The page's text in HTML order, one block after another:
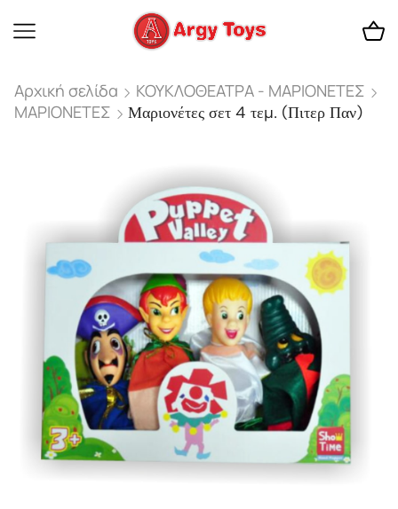
Αρχική σελίδα
ΚΟΥΚΛΟΘΕΑΤΡΑ - ΜΑΡΙΟΝΕΤΕΣ
ΜΑΡΙΟΝΕΤΕΣ
Μαριονέτες σετ 4 τεμ. (Πιτερ Παν)